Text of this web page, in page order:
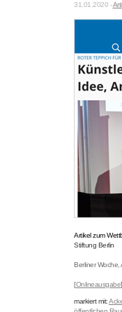
31.01.2020 -
Artikel zum
Stiftung Berlin
Berliner Woche,
[Onlineausgabe]
markiert mit: